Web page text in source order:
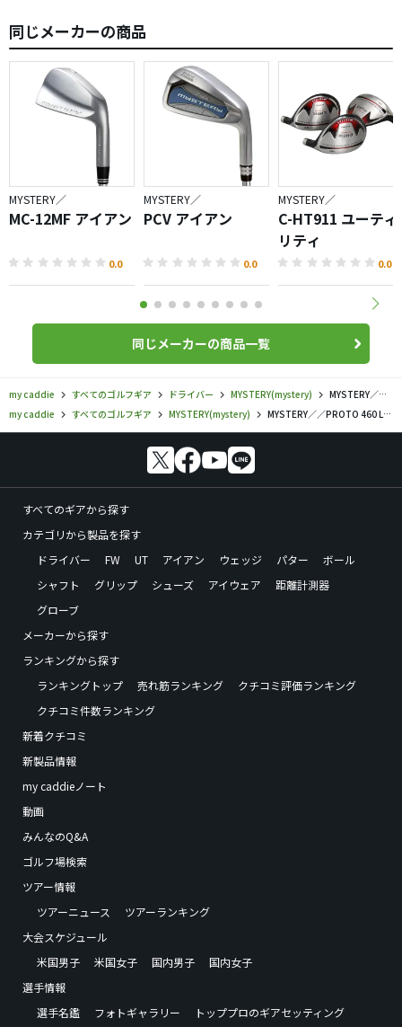
同じメーカーの商品
MYSTERY／
MC-12MF アイアン
0.0
MYSTERY／
PCV アイアン
0.0
MYSTERY／
C-HT911 ユーティ
リティ
0.0
同じメーカーの商品一覧
my caddie すべてのゴルフギア ドライバー MYSTERY(mystery)
MYSTERY／／PROTO 460 Limited Edition ドライバーの口コミ評価
my caddie
すべてのゴルフギア MYSTERY(mystery) MYSTERY／／PROTO 460 Limited Edition ドライバーの口コミ評価
すべてのギアから探す
カテゴリから製品を探す
ドライバー
FW UT アイアン ウェッジ パター
ボール
シャフト
グリップ シューズ アイウェア
距離計測器
グローブ
メーカーから探す
ランキングから探す
ランキングトップ
売れ筋ランキング
クチコミ評価ランキング
クチコミ件数ランキング
新着クチコミ
新製品情報
my caddieノート
動画
みんなのQ&A
ゴルフ場検索
ツアー情報
ツアーニュース
ツアーランキング
大会スケジュール
米国男子
米国女子 国内男子
国内女子
選手情報
選手名鑑
フォトギャラリー トッププロのギアセッティング